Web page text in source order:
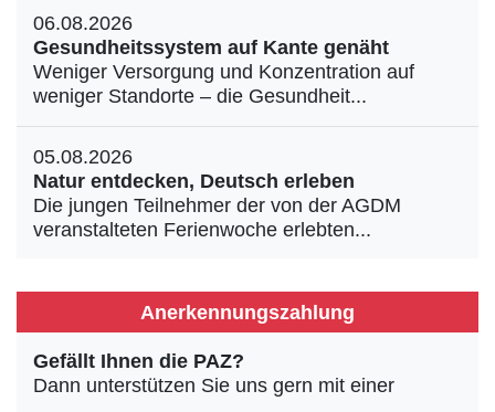
06.08.2026
Gesundheitssystem auf Kante genäht
Weniger Versorgung und Konzentration auf
weniger Standorte – die Gesundheit...
05.08.2026
Natur entdecken, Deutsch erleben
Die jungen Teilnehmer der von der AGDM
veranstalteten Ferienwoche erlebten...
Anerkennungszahlung
Gefällt Ihnen die PAZ?
Dann unterstützen Sie uns gern mit einer